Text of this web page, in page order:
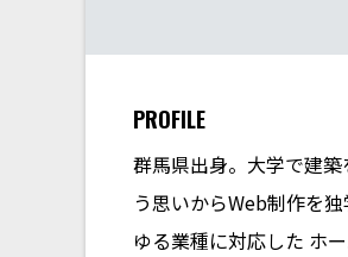
PROFILE
群馬県出身。大学で建
う思いからWeb制作を
ゆる業種に対応した ホ